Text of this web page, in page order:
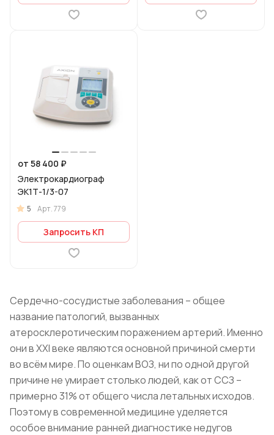
от 58 400 ₽
Электрокардиограф
ЭК1Т-1/3-07
5 Арт.779
Запросить КП
Сердечно-сосудистые заболевания – общее
название патологий, вызванных
атеросклеротическим поражением артерий. Именно
они в ХХI веке являются основной причиной смерти
во всём мире. По оценкам ВОЗ, ни по одной другой
причине не умирает столько людей, как от ССЗ –
примерно 31% от общего числа летальных исходов.
Поэтому в современной медицине уделяется
особое внимание ранней диагностике недугов